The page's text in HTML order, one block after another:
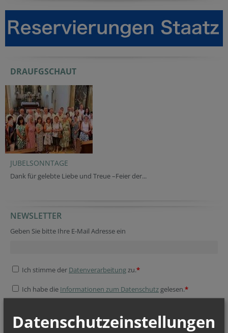
DRAUFGSCHAUT
JUBELSONNTAGE
Dank für gelebte Liebe und Treue –Feier der...
NEWSLETTER
Geben Sie bitte Ihre E-Mail Adresse ein
Ich stimme der Datenverarbeitungzu.*
Ich habe die Informationen zum Datenschutz gelesen.*
Datenschutzeinstellungen